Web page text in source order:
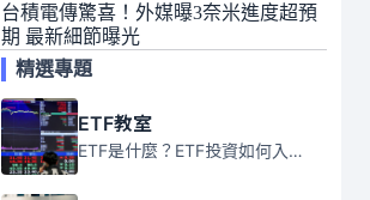
台積電傳驚喜！外媒曝3奈米進度超預
期 最新細節曝光
精選專題
ETF教室
ETF是什麼？ETF投資如何入門？本系列專題文章將會告訴你新手必須知道的ETF基礎知識。